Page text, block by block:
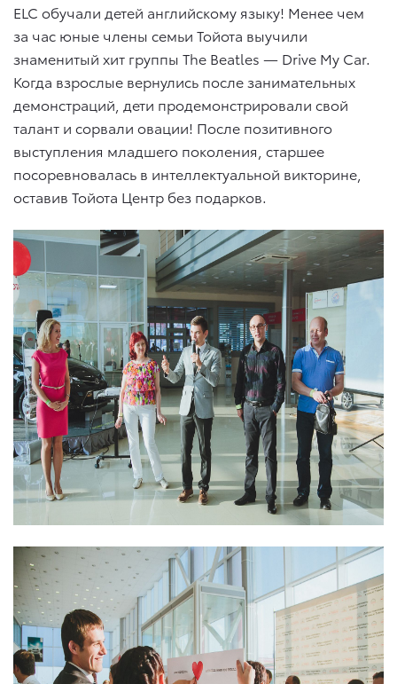
ELC обучали детей английскому языку! Менее чем
за час юные члены семьи Тойота выучили
знаменитый хит группы The Beatles — Drive My Car.
Когда взрослые вернулись после занимательных
демонстраций, дети продемонстрировали свой
талант и сорвали овации! После позитивного
выступления младшего поколения, старшее
посоревновалась в интеллектуальной викторине,
оставив Тойота Центр без подарков.